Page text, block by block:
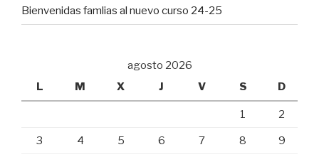
Bienvenidas famlias al nuevo curso 24-25
agosto 2026
L
M X J V S D
1 2
3 4 5 6 7 8 9